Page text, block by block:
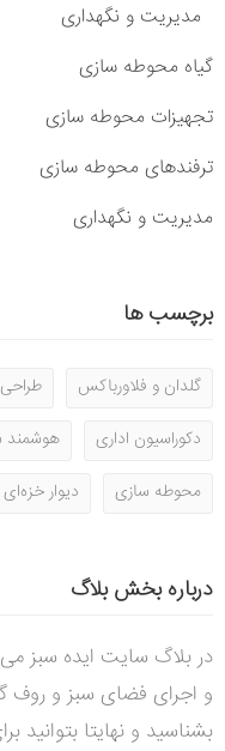
مدیریت و نگهداری
گیاه محوطه سازی
تجهیزات محوطه سازی
ترفندهای محوطه سازی
مدیریت و نگهداری
برچسب ها
گلدان و فلاورباکس
دکوراسیون اداری
هوشمند
محوطه سازی
دیوار خزه‌ای
درباره بخش بلاگ
در بلاگ سایت ایده سبز می
و اجرای فضای سبز و روف
بشناسید و نهایتا بتوانید